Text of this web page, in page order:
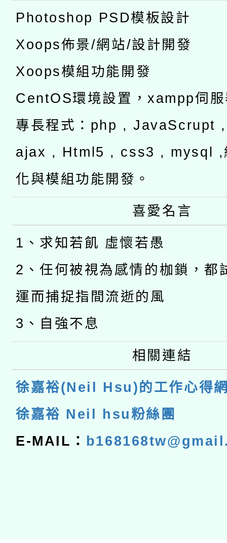
Photoshop PSD模板設計
Xoops佈景/網站/設計開發
Xoops模組功能開發
CentOS環境設置，xampp伺
專長程式：php , JavaScrupt
ajax , Html5 , css3 , mysql ,
化與模組功能開發。
喜愛名言
1、求知若飢 虛懷若愚
2、任何被視為感情的枷鎖，都
運而捕捉指間流逝的風
3、自強不息
相關連結
徐嘉裕(Neil Hsu)的工作心得
徐嘉裕 Neil hsu粉絲團
E-MAIL：